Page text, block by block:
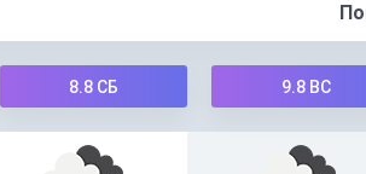
8.8 СБ 9.8ВС